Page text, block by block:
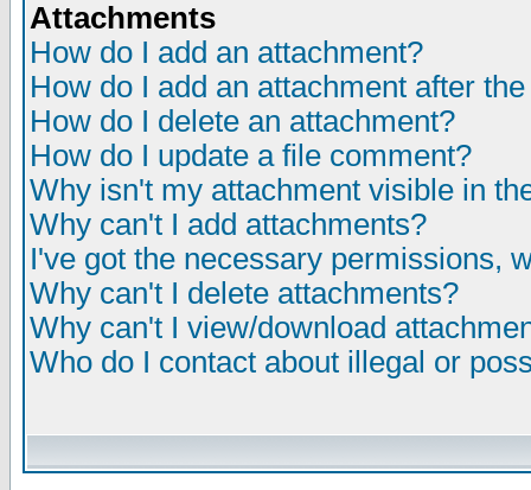
Attachments
How do I add an attachment?
How do I add an attachment after
How do I delete an attachment?
How do I update a file comment?
Why isn't my attachment visible in
Why can't I add attachments?
I've got the necessary permissions,
Why can't I delete attachments?
Why can't I view/download
Who do I contact about illegal or